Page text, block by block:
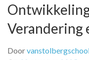
Verandering
Door